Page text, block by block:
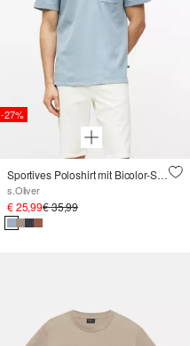
-27%
Sportives Poloshirt mit Bicolor-Struktur und Brusttasche
s.Oliver
€ 25,99€ 35,99